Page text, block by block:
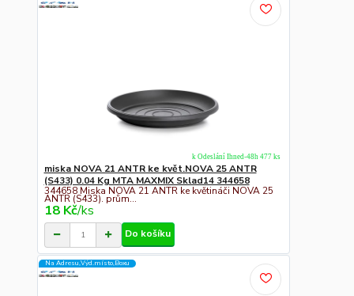
miska NOVA 21 ANTR ke květ.NOVA 25 ANTR
(S433) 0.04 Kg MTA MAXMIX Sklad14 344658
344658 Miska NOVA 21 ANTR ke květináči NOVA 25
ANTR (S433). prům...
18 Kč/ks
k Odeslání Ihned-48h 477 ks
Do košíku
Na Adresu,Výd.místo,Boxu